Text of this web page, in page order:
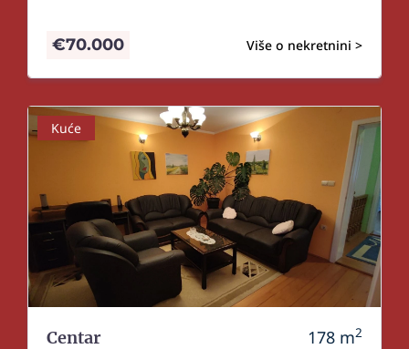
Više o nekretnini >
€70.000
Kuće
Centar 178 m2